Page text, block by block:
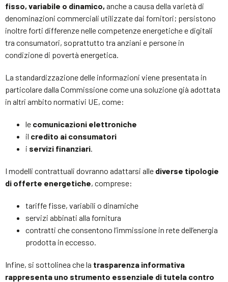
fisso, variabile o dinamico, anche a causa della varietà di
denominazioni commerciali utilizzate dai fornitori; persistono
inoltre forti differenze nelle competenze energetiche e digitali
tra consumatori, soprattutto tra anziani e persone in
condizione di povertà energetica.
La standardizzazione delle informazioni viene presentata in
particolare dalla Commissione come una soluzione già adottata
in altri ambito normativi UE, come:
le comunicazioni elettroniche
il credito ai consumatori
i servizi finanziari.
I modelli contrattuali dovranno adattarsi alle diverse tipologie
di offerte energetiche, comprese:
tariffe fisse, variabili o dinamiche
servizi abbinati alla fornitura
contratti che consentono l’immissione in rete dell’energia
prodotta in eccesso.
Infine, si sottolinea che la trasparenza informativa
rappresenta uno strumento essenziale di tutela contro